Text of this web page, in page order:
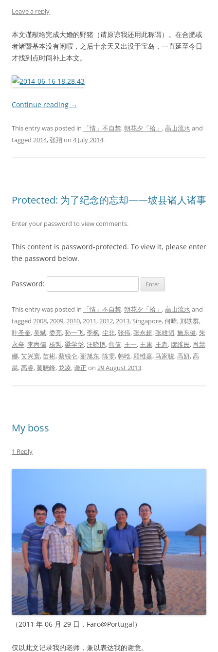
Leave a reply
本文谨献给完成大婚的野猪（请原谅我还用此称谓）。在合肥或
者诸暨基本没有闲暇，之后十余天又出没于宝岛，一直延至今日
才找到点时间补上本文。
Continue reading →
This entry was posted in 「情」不自禁,朝花夕「拾」 ,高山流水 and
tagged 2014,张翔 on 4 July 2014.
Protected: 为了纪念的忘却——坡县诸人诸事
Enter your password to view comments.
This content is password-protected. To view it, please enter
the password below.
Password:
This entry was posted in 「情」不自禁,朝花夕「拾」 ,高山流水 and
tagged 2008,2009,2010,2011,2012,2013,Singapore,何暐,刘轶群,
叶圣奎,吴斌,娄亮,孙一飞,季枫,尘非,张伟,张永超,张雄韬,施东健,朱
永亭,李尚儒,杨哲,梁学华,汪晓艳,焦倩, 王一, 王康, 王犇,缪维民, 肖慧
娜,艾兴寰,苗彬,蔡锐仑,郦旭东,陈雯,韩晗, 顾维嘉,马家骏,高妍,高
昺,高睿,黄晓峰,龙凌,龚正 on 29 August 2013.
My boss
1 Reply
（2011 年 06 月 29 日，Faro@Portugal）
仅以此文记录我的老师，兼以表达我的谢意。